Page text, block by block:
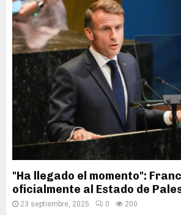
"Ha llegado el momento":
oficialmente al Estado de
23 septiembre, 2025 0 200